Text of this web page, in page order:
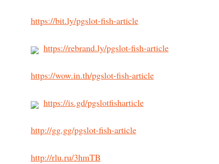
https://bit.ly/pgslot-fish-article
https://rebrand.ly/pgslot-fish-article
https://wow.in.th/pgslot-fish-article
https://is.gd/pgslotfisharticle
http://gg.gg/pgslot-fish-article
http://rlu.ru/3hmTB